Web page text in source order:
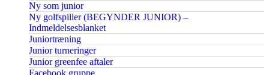
Ny som junior
Ny golfspiller (BEGYNDER JUNIOR) –
Indmeldelsesblanket
Juniortræning
Junior turneringer
Junior greenfee aftaler
Facebook gruppe